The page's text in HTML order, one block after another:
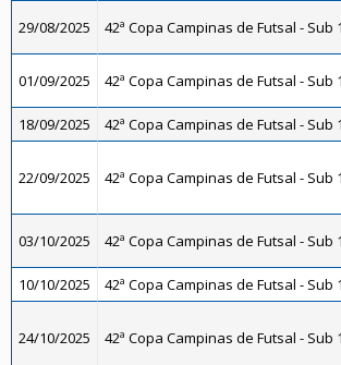
29/08/2025 42ª Copa Campinas de Futsal - Sub
01/09/2025 42ª Copa Campinas de Futsal - Sub
18/09/2025 42ª Copa Campinas de Futsal - Sub
22/09/2025 42ª Copa Campinas de Futsal - Sub
03/10/2025 42ª Copa Campinas de Futsal - Sub
10/10/2025 42ª Copa Campinas de Futsal - Sub
24/10/2025 42ª Copa Campinas de Futsal - Sub